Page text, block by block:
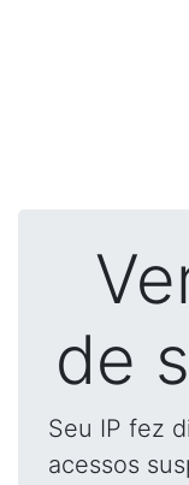
de
Seu IP fez
acessos